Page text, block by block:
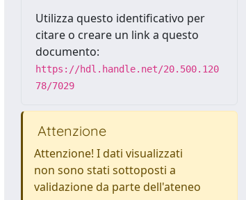
Utilizza questo identificativo per
citare o creare un link a questo
documento:
https://hdl.handle.net/20.500.120
78/7029
Attenzione
Attenzione! I dati visualizzati
non sono stati sottoposti a
validazione da parte dell'ateneo